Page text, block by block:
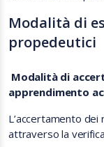
Modalità di
propedeutici
Modalità di
apprendimento
L’accertamento
attraverso la